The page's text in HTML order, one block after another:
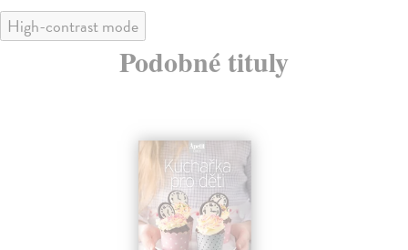
High-contrast mode
Podobné tituly